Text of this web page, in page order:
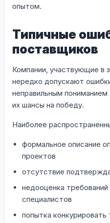
опытом.
Типичные
поставщиков
Компании, участвующие в
нередко допускают
неправильным
их шансы на победу.
Наиболее
формальное описание
проектов
отсутствие
недооценка требований
специалистов
попытка конкурировать